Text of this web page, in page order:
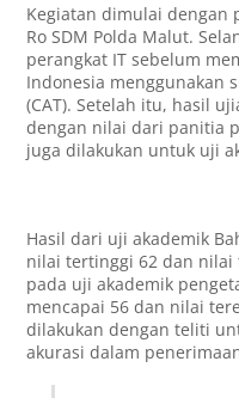
Kegiatan dimulai dengan
Ro SDM Polda Malut.
perangkat IT sebelum
Indonesia menggunakan
(CAT). Setelah itu, hasil
dengan nilai dari panitia
juga dilakukan untuk uji
Hasil dari uji akademik
nilai tertinggi 62 dan nilai
pada uji akademik
mencapai 56 dan nilai
dilakukan dengan teliti
akurasi dalam